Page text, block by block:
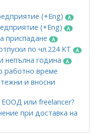
(+Eng)
(+Eng)
приспадане
по чл.224 КТ
непълна година
работно време
и вносни
или freelancer?
при доставка на